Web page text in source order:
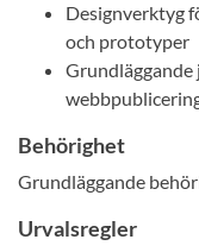
Designverktyg
och prototyper
Behörighet
Grundläggande
Urvalsregler